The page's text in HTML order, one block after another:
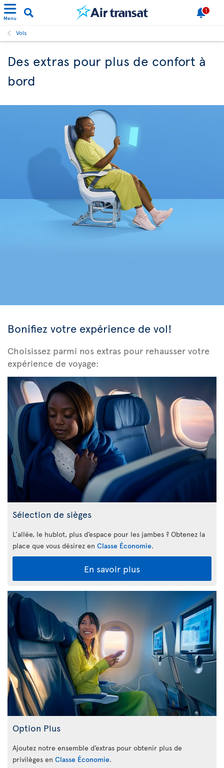
Menu
1
Vols
Des extras pour plus de confort à
bord
Bonifiez votre expérience de vol!
Choisissez parmi nos extras pour rehausser votre
expérience de voyage:
Sélection de sièges
L’allée, le hublot, plus d’espace pour les jambes ? Obtenez la
place que vous désirez en Classe Économie.
En savoir plus
Option Plus
Ajoutez notre ensemble d’extras pour obtenir plus de
privilèges en Classe Économie.